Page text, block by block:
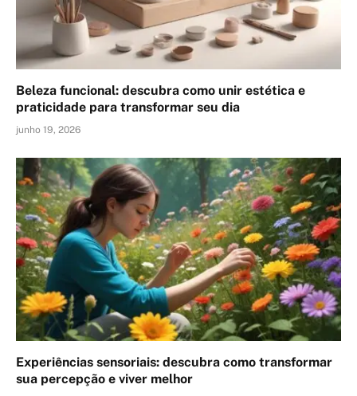
Beleza funcional: descubra como unir estética e
praticidade para transformar seu dia
junho 19, 2026
Experiências sensoriais: descubra como transformar
sua percepção e viver melhor